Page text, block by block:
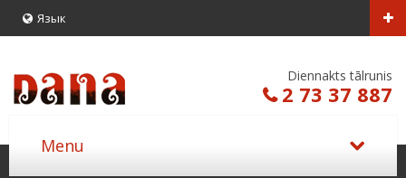
Язык
Diennakts tālrunis
2 73 37 887